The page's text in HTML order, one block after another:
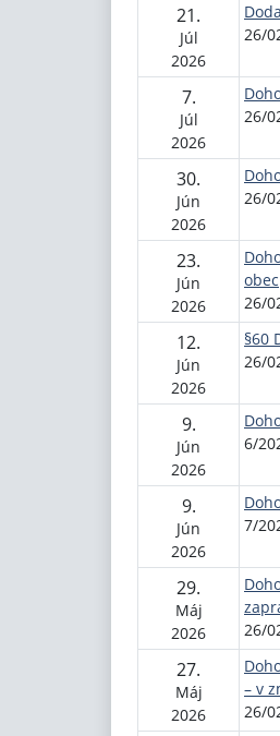
21.
Júl
2026
26/
7.
Júl
2026
26/
30.
Jún
2026
26/
23.
Jún
2026
obec
26/
12.
Jún
2026
§60
26/
9.
Jún
2026
6/
9.
Jún
2026
7/
29.
Máj
2026
26/
27.
Máj
2026
– v
26/